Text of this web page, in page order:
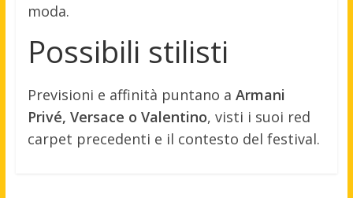
moda.
Possibili stilisti
Previsioni e affinità puntano a Armani
Privé, Versace o Valentino, visti i suoi red
carpet precedenti e il contesto del festival.